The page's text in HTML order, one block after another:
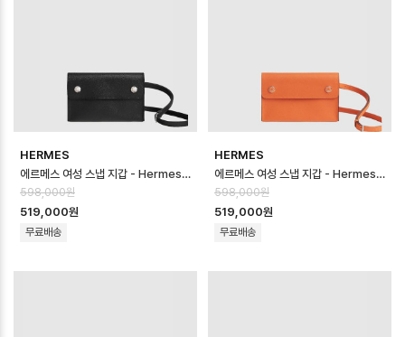
HERMES
에르메스 여성 스냅 지갑 - Hermes Womens Snap Wallet - heb168…
598,000원
519,000원
무료배송
HERMES
에르메스 여성 스냅 지갑 - Hermes Womens Snap Wallet - heb168…
598,000원
519,000원
무료배송